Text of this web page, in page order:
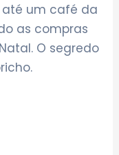
até um café da
as compras
O segredo